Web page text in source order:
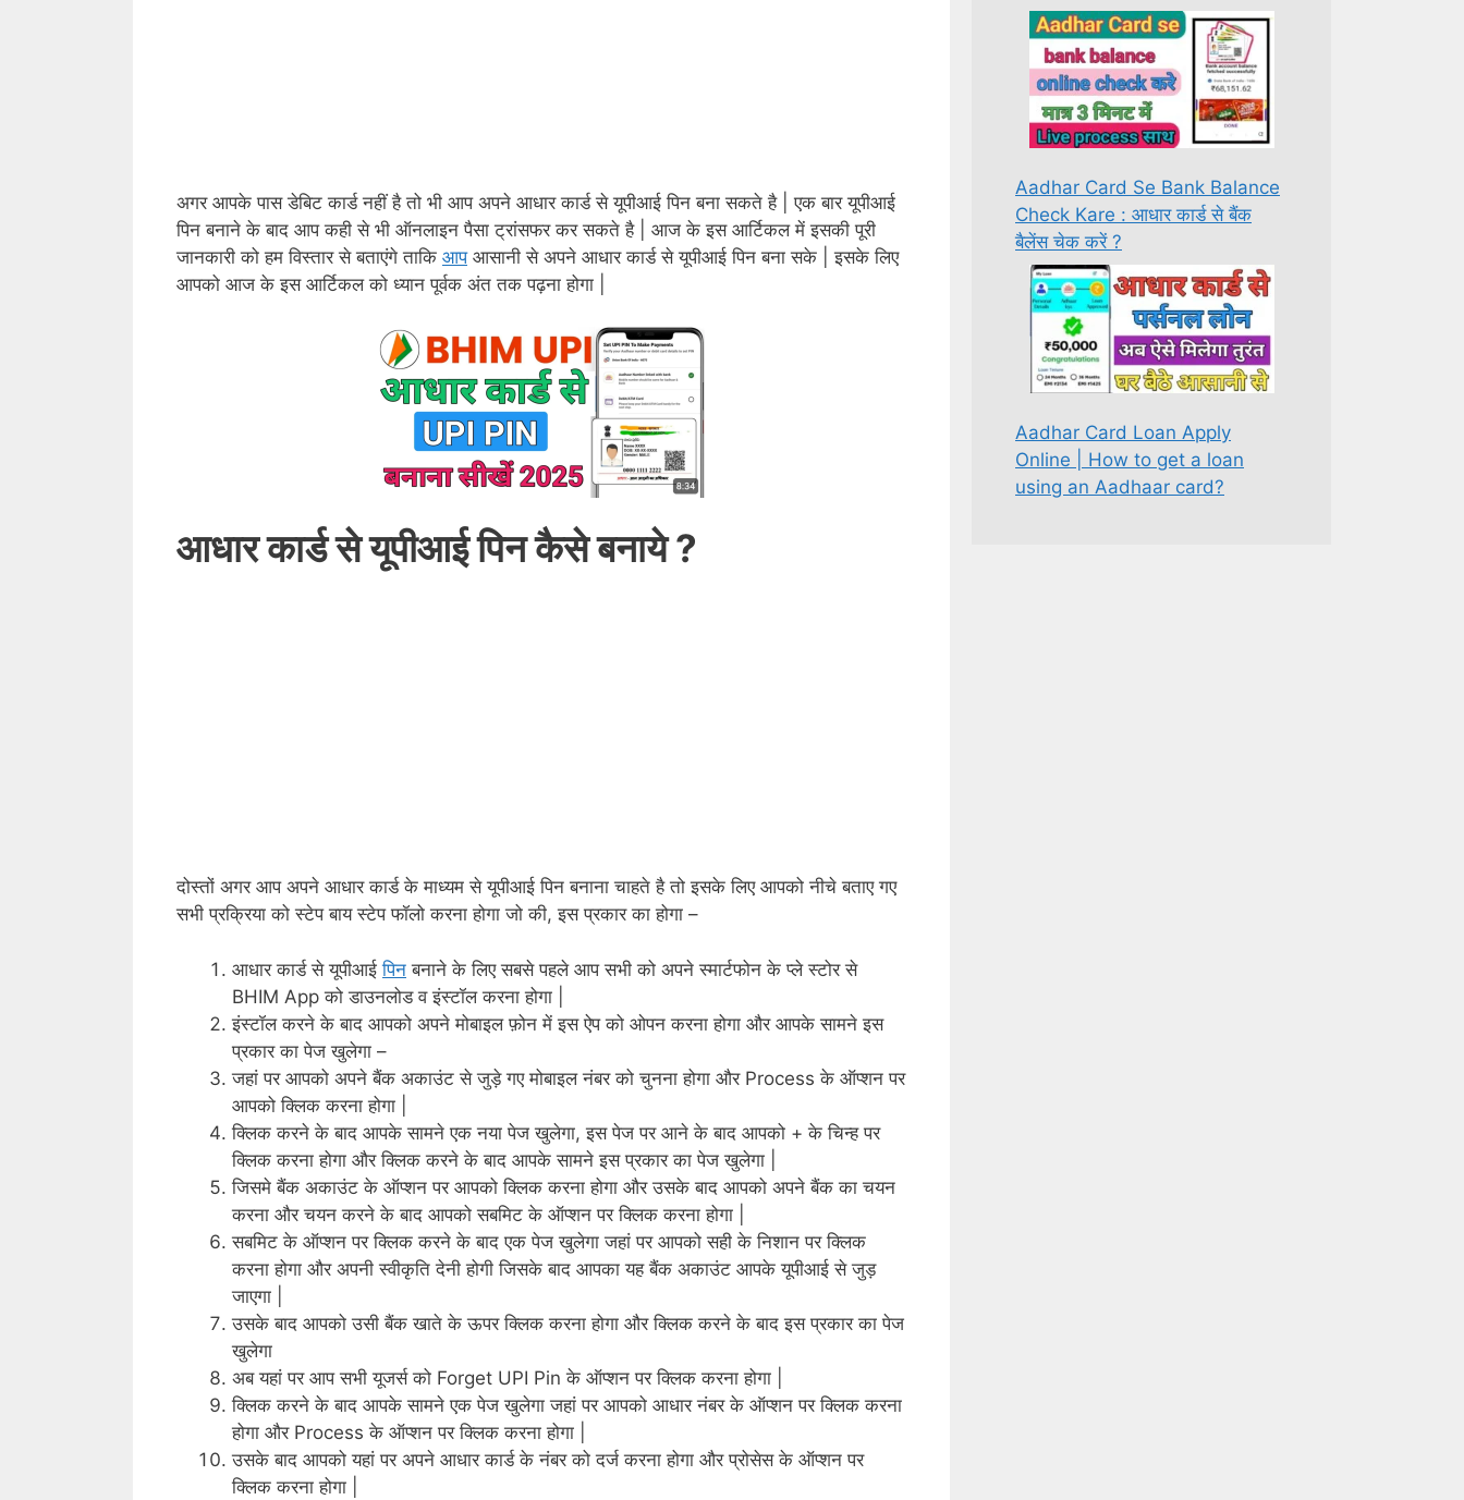
अगर आपके पास डेबिट कार्ड नहीं है तो भी आप अपने आधार कार्ड से यूपीआई पिन बना सकते है | एक बार यूपीआई
पिन बनाने के बाद आप कही से भी ऑनलाइन पैसा ट्रांसफर कर सकते है | आज के इस आर्टिकल में इसकी पूरी
जानकारी को हम विस्तार से बताएंगे ताकि आपआसानी से अपने आधार कार्ड से यूपीआई पिन बना सके | इसके लिए
आपको आज के इस आर्टिकल को ध्यान पूर्वक अंत तक पढ़ना होगा |
आधार कार्ड से यूपीआई पिन कैसे बनाये ?
दोस्तों अगर आप अपने आधार कार्ड के माध्यम से यूपीआई पिन बनाना चाहते है तो इसके लिए आपको नीचे बताए गए
सभी प्रक्रिया को स्टेप बाय स्टेप फॉलो करना होगा जो की, इस प्रकार का होगा –
आधार कार्ड से यूपीआईपिन बनाने के लिए सबसे पहले आप सभी को अपने स्मार्टफोन के प्ले स्टोर से
BHIM App को डाउनलोड व इंस्टॉल करना होगा |
इंस्टॉल करने के बाद आपको अपने मोबाइल फ़ोन में इस ऐप को ओपन करना होगा और आपके सामने इस
प्रकार का पेज खुलेगा –
जहां पर आपको अपने बैंक अकाउंट से जुड़े गए मोबाइल नंबर को चुनना होगा और Process के ऑप्शन पर
आपको क्लिक करना होगा |
क्लिक करने के बाद आपके सामने एक नया पेज खुलेगा, इस पेज पर आने के बाद आपको + के चिन्ह पर
क्लिक करना होगा और क्लिक करने के बाद आपके सामने इस प्रकार का पेज खुलेगा |
जिसमे बैंक अकाउंट के ऑप्शन पर आपको क्लिक करना होगा और उसके बाद आपको अपने बैंक का चयन
करना और चयन करने के बाद आपको सबमिट के ऑप्शन पर क्लिक करना होगा |
सबमिट के ऑप्शन पर क्लिक करने के बाद एक पेज खुलेगा जहां पर आपको सही के निशान पर क्लिक
करना होगा और अपनी स्वीकृति देनी होगी जिसके बाद आपका यह बैंक अकाउंट आपके यूपीआई से जुड़
जाएगा |
उसके बाद आपको उसी बैंक खाते के ऊपर क्लिक करना होगा और क्लिक करने के बाद इस प्रकार का पेज
खुलेगा
अब यहां पर आपसभी यूजर्स को Forget UPI Pin के ऑप्शन पर क्लिक करना होगा |
क्लिक करने के बाद आपके सामने एक पेज खुलेगा जहां पर आपको आधार नंबर के ऑप्शन पर क्लिक करना
होगा और Process के ऑप्शन पर क्लिक करना होगा |
उसके बाद आपको यहां पर अपने आधार कार्ड के नंबर को दर्ज करना होगा और प्रोसेस के ऑप्शन पर
क्लिक करना होगा |
Aadhar Card Se Bank Balance
Check Kare : आधार कार्ड से बैंक
बैलेंस चेक करें ?
Aadhar Card Loan Apply
Online | How to get a loan
using an Aadhaar card?